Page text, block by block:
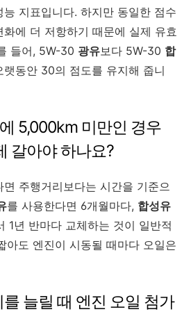
능 지표입니다. 하지만 동일한 점수
화에 더 저항하기 때문에 실제 유효
들어, 5W-30 광유보다 5W-30 합
랫동안 30의 점도를 유지해 줍니
5,000km 미만인 경우
갈아야 하나요?
주행거리보다는 시간을 기준으
를 사용한다면 6개월마다, 합성유
1년 반마다 교체하는 것이 일반적
아도 엔진이 시동될 때마다 오일은
늘릴 때 엔진 오일 첨가